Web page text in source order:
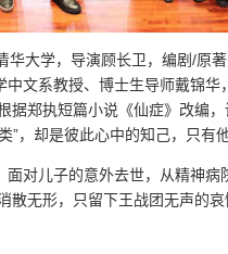
华大学，导演顾长卫，编剧/原
文系教授、博士生导师戴锦
据郑执短篇小说《仙症》改编
，却是彼此心中的知己，只有
面对儿子的意外去世，从精神
无形，只留下王战团无声的